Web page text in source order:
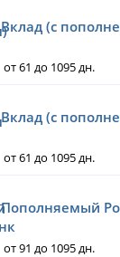
Вклад (с
от 61 до 1095 дн.
Вклад (с
от 61 до 1095 дн.
Пополняемый
от 91 до 1095 дн.